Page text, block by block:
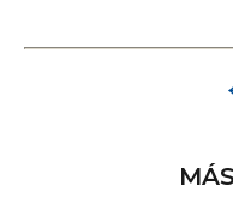
entradas